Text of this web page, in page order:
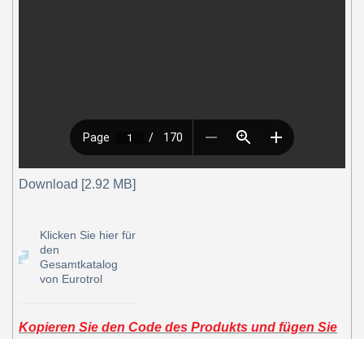
Download [2.92 MB]
Klicken Sie hier für
den
Gesamtkatalog
von Eurotrol
Kopieren Sie den Code des Produkts und fügen Sie